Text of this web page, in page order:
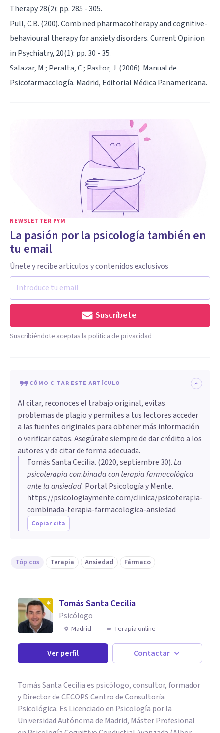
Therapy 28(2): pp. 285 - 305.
Pull, C.B. (200). Combined pharmacotherapy and cognitive-
behavioural therapy for anxiety disorders. Current Opinion
in Psychiatry, 20(1): pp. 30 - 35.
Salazar, M.; Peralta, C.; Pastor, J. (2006). Manual de
Psicofarmacología. Madrid, Editorial Médica Panamericana.
NEWSLETTER PYM
La pasión por la psicología también en
tu email
Únete y recibe artículos y contenidos exclusivos
Suscríbete
Suscribiéndote aceptas la política de privacidad
CÓMO CITAR ESTE ARTÍCULO
Al citar, reconoces el trabajo original, evitas
problemas de plagio y permites a tus lectores acceder
a las fuentes originales para obtener más información
o verificar datos. Asegúrate siempre de dar crédito a los
autores y de citar de forma adecuada.
Tomás Santa Cecilia. (2020, septiembre 30).La
psicoterapia combinada con terapia farmacológica
ante la ansiedad. Portal Psicología y Mente.
https://psicologiaymente.com/clinica/psicoterapia-
combinada-terapia-farmacologica-ansiedad
Copiar cita
Tópicos Terapia Ansiedad Fármaco
Tomás Santa Cecilia
Psicólogo
Madrid Terapia online
Ver perfil Contactar
Tomás Santa Cecilia es psicólogo, consultor, formador
y Director de CECOPS Centro de Consultoría
Psicológica. Es Licenciado en Psicología por la
Universidad Autónoma de Madrid, Máster Profesional